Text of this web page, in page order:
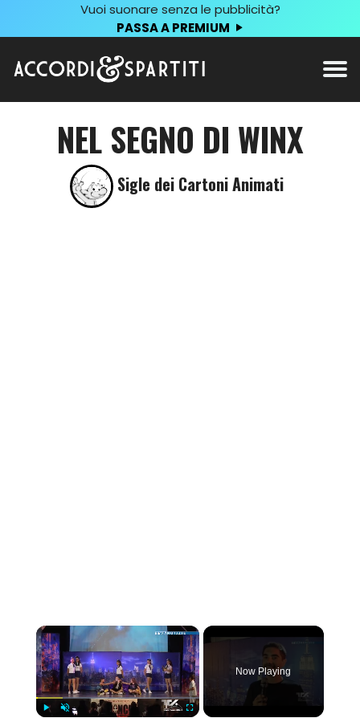
Vuoi suonare senza le pubblicità?
PASSA A PREMIUM
NEL SEGNO DI WINX
Sigle dei Cartoni Animati
×
Now Playing